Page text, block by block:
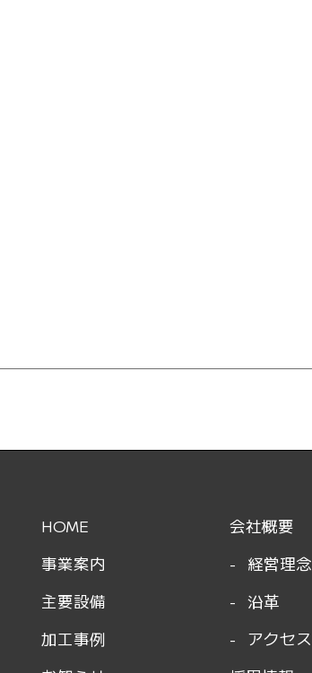
HOME
事業案内
主要設備
加工事例
会社概要
経営理念
沿革
アクセス